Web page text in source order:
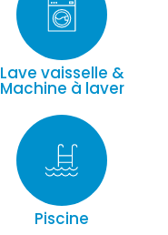
Lave vaisselle &
Machine à laver
Piscine